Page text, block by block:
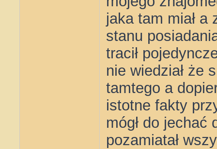
jaka tam miał a
stanu
tracił
nie wiedział że
tamtego a
istotne fakty
mógł do jechać
pozamiatał